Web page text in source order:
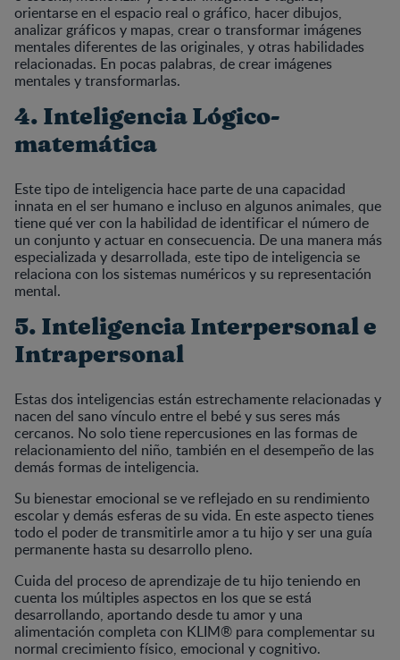
orientarse en el espacio real o gráfico, hacer dibujos,
analizar gráficos y mapas, crear o transformar imágenes
mentales diferentes de las originales, y otras habilidades
relacionadas. En pocas palabras, de crear imágenes
mentales y transformarlas.
4. Inteligencia Lógico-
matemática
Este tipo de inteligencia hace parte de una capacidad
innata en el ser humano e incluso en algunos animales, que
tiene qué ver con la habilidad de identificar el número de
un conjunto y actuar en consecuencia. De una manera más
especializada y desarrollada, este tipo de inteligencia se
relaciona con los sistemas numéricos y su representación
mental.
5. Inteligencia Interpersonal e
Intrapersonal
Estas dos inteligencias están estrechamente relacionadas y
nacen del sano vínculo entre el bebé y sus seres más
cercanos. No solo tiene repercusiones en las formas de
relacionamiento del niño, también en el desempeño de las
demás formas de inteligencia.
Su bienestar emocional se ve reflejado en su rendimiento
escolar y demás esferas de su vida. En este aspecto tienes
todo el poder de transmitirle amor a tu hijo y ser una guía
permanente hasta su desarrollo pleno.
Cuida del proceso de aprendizaje de tu hijo teniendo en
cuenta los múltiples aspectos en los que se está
desarrollando, aportando desde tu amor y una
alimentación completa con KLIM® para complementar su
normal crecimiento físico, emocional y cognitivo.